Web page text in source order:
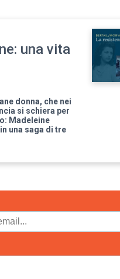
una vita
donna, che nei
si schiera per
Madeleine
una saga di tre